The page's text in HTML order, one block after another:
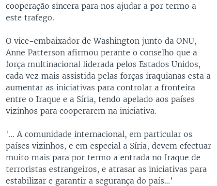
cooperação sincera para nos ajudar a por termo a
este trafego.
O vice-embaixador de Washington junto da ONU,
Anne Patterson afirmou perante o conselho que a
força multinacional liderada pelos Estados Unidos,
cada vez mais assistida pelas forças iraquianas esta a
aumentar as iniciativas para controlar a fronteira
entre o Iraque e a Síria, tendo apelado aos países
vizinhos para cooperarem na iniciativa.
'... A comunidade internacional, em particular os
países vizinhos, e em especial a Síria, devem efectuar
muito mais para por termo a entrada no Iraque de
terroristas estrangeiros, e atrasar as iniciativas para
estabilizar e garantir a segurança do país...'